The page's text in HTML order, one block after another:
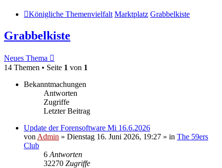
Königliche Themenvielfalt Marktplatz Grabbelkiste
Grabbelkiste
Neues Thema
14 Themen • Seite 1 von 1
Bekanntmachungen
Antworten
Zugriffe
Letzter Beitrag
Update der Forensoftware Mi 16.6.2026
von Admin » Dienstag 16. Juni 2026, 19:27 » in The 59ers
Club
6 Antworten
32270 Zugriffe